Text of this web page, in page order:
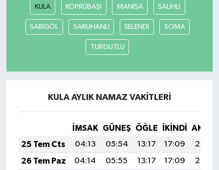
KULA KÖPRÜBAŞI MANİSA SALİHLİ
SARIGÖL SARUHANLI SELENDİ SOMA
TURGUTLU
KULA AYLIK NAMAZ VAKITLERI
İMSAK GÜNEŞ ÖĞLE İKINDI
25 Tem Cts
04:13 05:54 13:17 17:09
20:30
26 Tem Paz
04:14 05:55 13:17 17:09
20:29